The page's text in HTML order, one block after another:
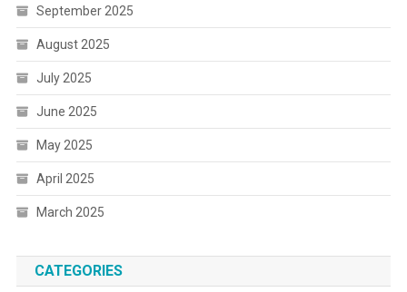
September 2025
August 2025
July 2025
June 2025
May 2025
April 2025
March 2025
CATEGORIES